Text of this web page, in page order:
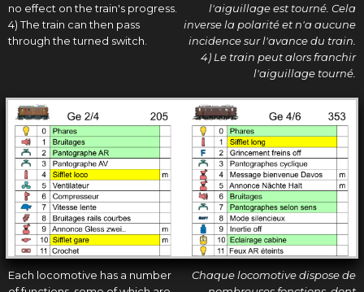
no effect on the train's progress.
4) The train can then pass
through the turned switch.
l'aiguillage est tourné. Cela
inverse la polarité et n'a aucune
incidence sur l'avance du train.
4) Le train peut alors franchir
l'aiguillage tourné.
Each locomotive has a number
Chaque locomotive dispose de